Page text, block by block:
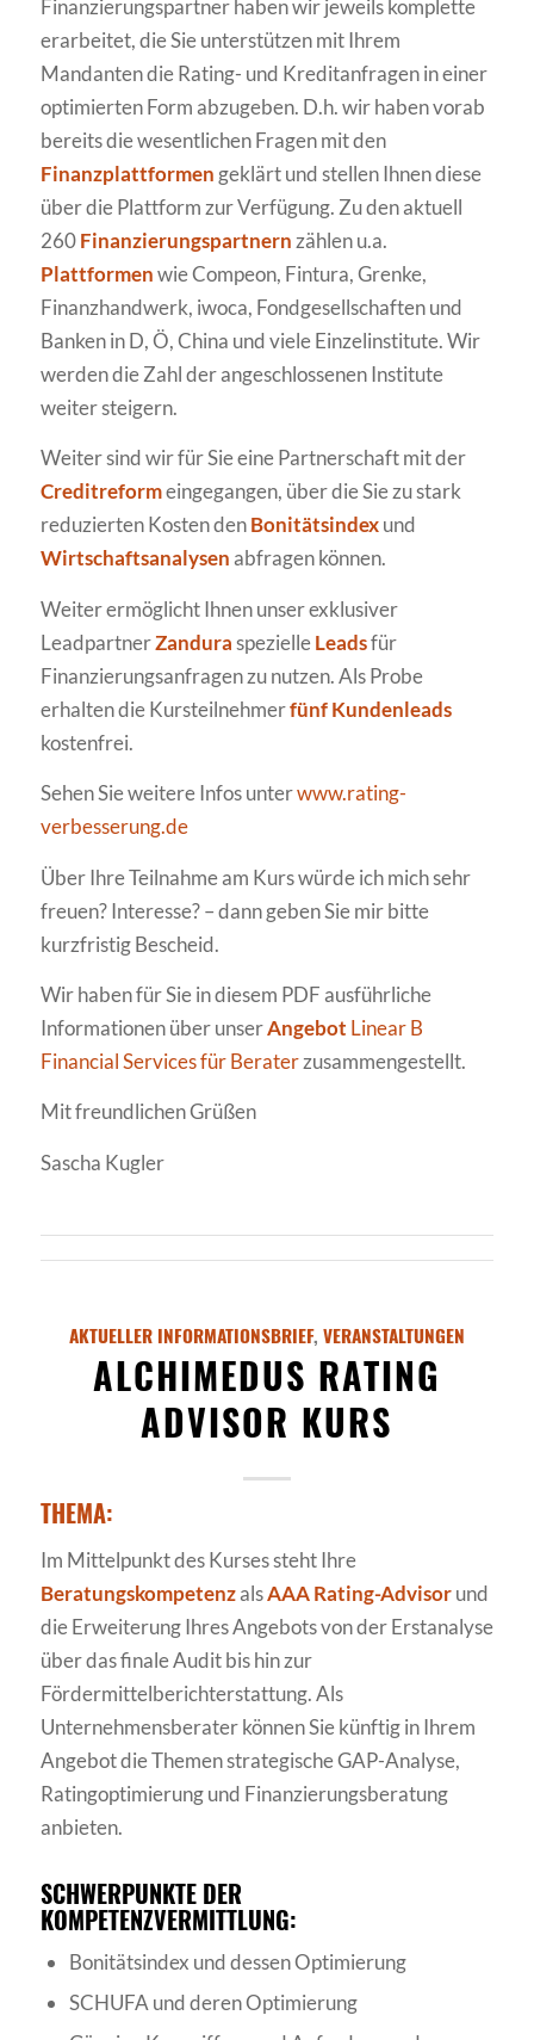
Finanzierungspartner haben wir jeweils komplette
erarbeitet, die Sie unterstützen mit Ihrem
Mandanten die Rating- und Kreditanfragen in einer
optimierten Form abzugeben. D.h. wir haben vorab
bereits die wesentlichen Fragen mit den
Finanzplattformen geklärt und stellen Ihnen diese
über die Plattform zur Verfügung. Zu den aktuell
260Finanzierungspartnern zählen u.a.
Plattformenwie Compeon, Fintura, Grenke,
Finanzhandwerk, iwoca, Fondgesellschaften und
Banken in D, Ö, China und viele Einzelinstitute. Wir
werden die Zahl der angeschlossenen Institute
weiter steigern.
Weiter sind wir für Sie eine Partnerschaft mit der
Creditreformeingegangen, über die Sie zu stark
reduzierten Kosten denBonitätsindexund
Wirtschaftsanalysenabfragen können.
Weiter ermöglicht Ihnen unser exklusiver
LeadpartnerZanduraspezielleLeadsfür
Finanzierungsanfragen zu nutzen. Als Probe
erhalten die Kursteilnehmerfünf Kundenleads
kostenfrei.
Sehen Sie weitere Infos unterwww.rating-
verbesserung.de
Über Ihre Teilnahme am Kurs würde ich mich sehr
freuen? Interesse? – dann geben Sie mir bitte
kurzfristig Bescheid.
Wir haben für Sie in diesem PDF ausführliche
Informationen über unserAngebot Linear B
Financial Services für Beraterzusammengestellt.
Mit freundlichen Grüßen
Sascha Kugler
AKTUELLER INFORMATIONSBRIEF, VERANSTALTUNGEN
ALCHIMEDUS RATING
ADVISOR KURS
THEMA:
Im Mittelpunkt des Kurses steht Ihre
BeratungskompetenzalsAAA Rating-Advisorund
die Erweiterung Ihres Angebots von der Erstanalyse
über das finale Audit bis hin zur
Fördermittelberichterstattung. Als
Unternehmensberater können Sie künftig in Ihrem
Angebot die Themen strategische GAP-Analyse,
Ratingoptimierung und Finanzierungsberatung
anbieten.
SCHWERPUNKTE DER
KOMPETENZVERMITTLUNG:
Bonitätsindex und dessen Optimierung
SCHUFA und deren Optimierung